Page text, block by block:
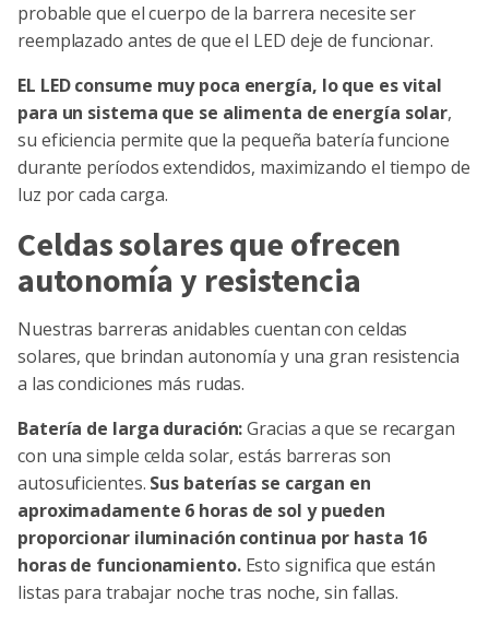
probable que el cuerpo de la barrera necesite ser
reemplazado antes de que el LED deje de funcionar.
EL LED consume muy poca energía, lo que es vital
para un sistema que se alimenta de energía solar,
su eficiencia permite que la pequeña batería funcione
durante períodos extendidos, maximizando el tiempo de
luz por cada carga.
Celdas solares que ofrecen
autonomía y resistencia
Nuestras barreras anidables cuentan con celdas
solares, que brindan autonomía y una gran resistencia
a las condiciones más rudas.
Batería de larga duración:Gracias a que se recargan
con una simple celda solar, estás barreras son
autosuficientes. Sus baterías se cargan en
aproximadamente 6 horas de sol y pueden
proporcionar iluminación continua por hasta 16
horas de funcionamiento.Esto significa que están
listas para trabajar noche tras noche, sin fallas.